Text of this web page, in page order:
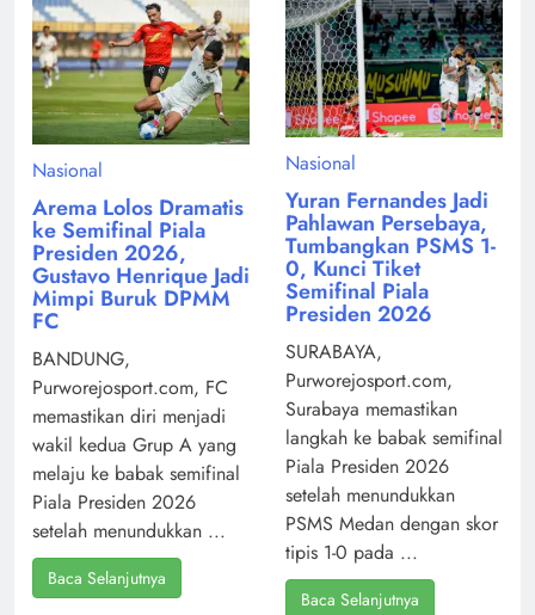
Nasional
Arema Lolos Dramatis
ke Semifinal Piala
Presiden 2026,
Gustavo Henrique Jadi
Mimpi Buruk DPMM
FC
BANDUNG,
Purworejosport.com, FC
memastikan diri menjadi
wakil kedua Grup A yang
melaju ke babak semifinal
Piala Presiden 2026
setelah menundukkan ...
Baca Selanjutnya
Nasional
Yuran Fernandes Jadi
Pahlawan Persebaya,
Tumbangkan PSMS 1-
0, Kunci Tiket
Semifinal Piala
Presiden 2026
SURABAYA,
Purworejosport.com,
Surabaya memastikan
langkah ke babak semifinal
Piala Presiden 2026
setelah menundukkan
PSMS Medan dengan skor
tipis 1-0 pada ...
Baca Selanjutnya